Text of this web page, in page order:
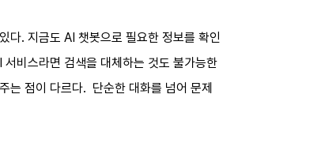
다. 지금도 AI 챗봇으로 필요한 정보를 확인
비스라면 검색을 대체하는 것도 불가능한
는 점이 다르다. 단순한 대화를 넘어 문제